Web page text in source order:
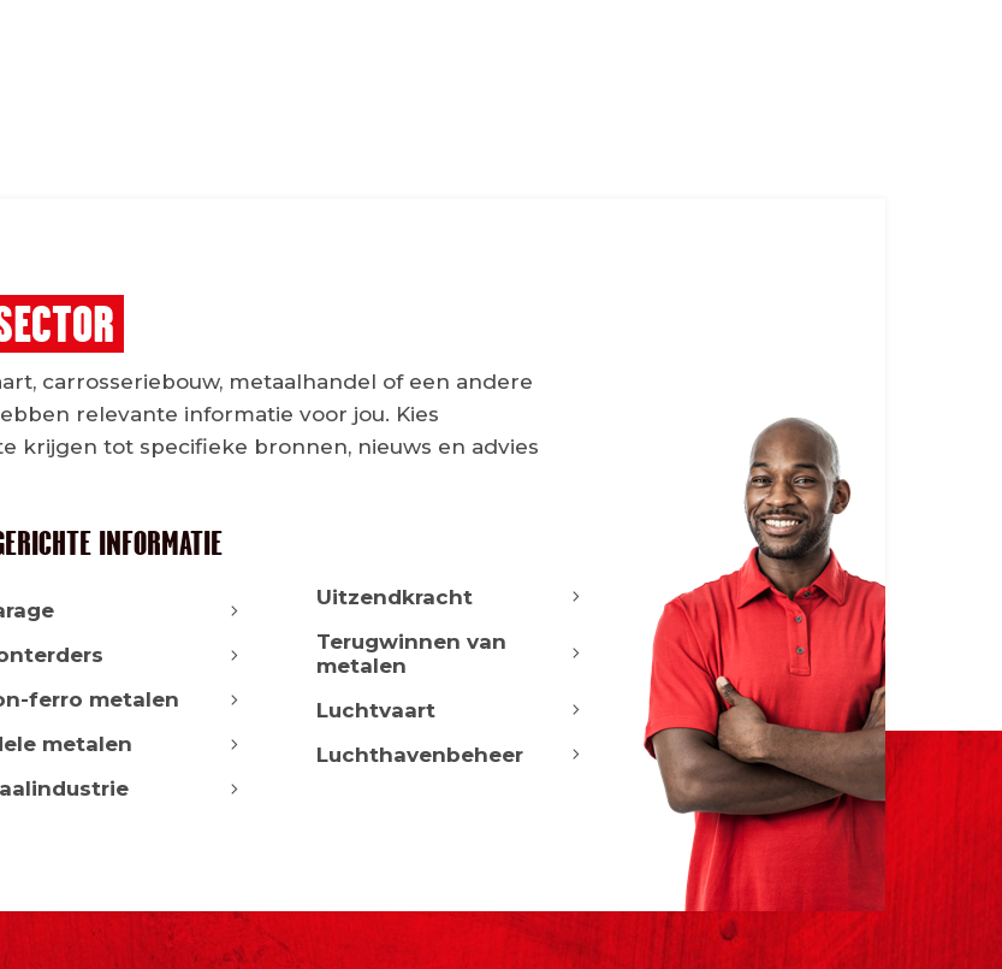
carrosseriebouw, metaalhandel of een andere
relevante informatie voor jou. Kies
krijgen tot specifieke bronnen, nieuws en advies
INFORMATIE
ferro metalen
metalen
Uitzendkracht
Terugwinnen van
metalen
Luchtvaart
Luchthavenbeheer